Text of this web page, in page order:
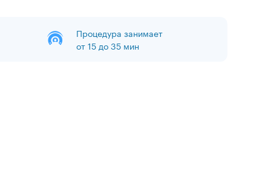
Процедура занимает
от 15 до 35 мин